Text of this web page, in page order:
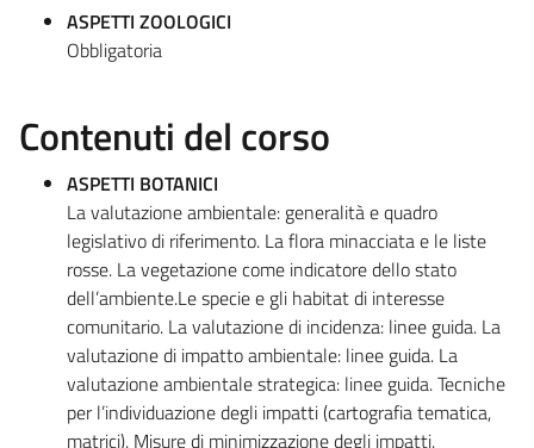
ASPETTI ZOOLOGICI
Obbligatoria
Contenuti del corso
ASPETTI BOTANICI
La valutazione ambientale: generalità e quadro
legislativo di riferimento. La flora minacciata e le liste
rosse. La vegetazione come indicatore dello stato
dell’ambiente.Le specie e gli habitat di interesse
comunitario. La valutazione di incidenza: linee guida. La
valutazione di impatto ambientale: linee guida. La
valutazione ambientale strategica: linee guida. Tecniche
per l’individuazione degli impatti (cartografia tematica,
matrici). Misure di minimizzazione degli impatti.